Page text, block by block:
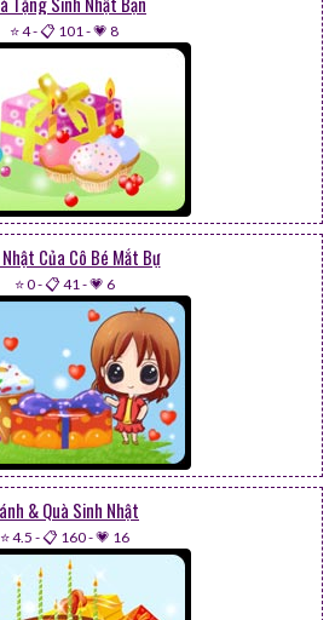
⭐ 4-📋 101-💗 8
Của Cô Bé Mắt Bự
⭐ 0-📋 41-💗 6
& Quà Sinh Nhật
⭐ 4.5 -📋 160-💗 16